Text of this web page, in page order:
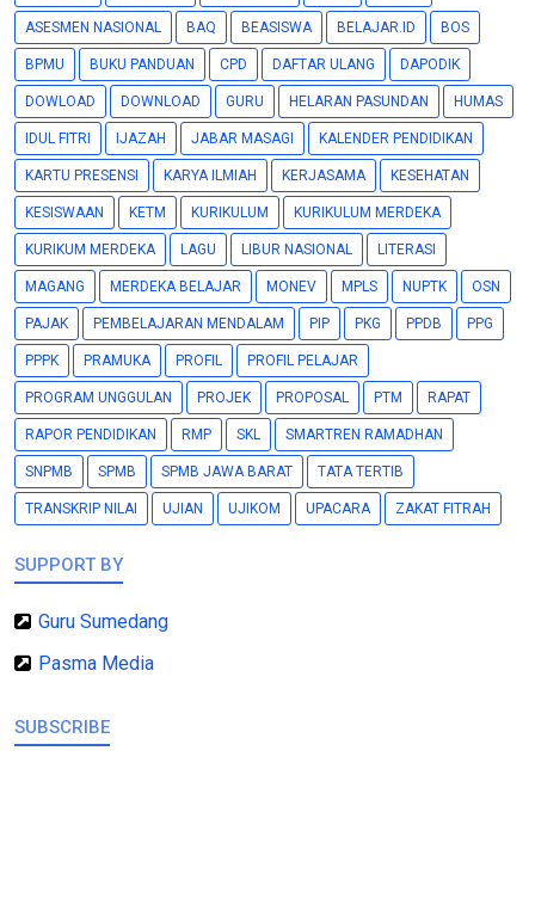
ASESMEN NASIONAL BAQ BEASISWA BELAJAR.ID BOS
BPMU BUKU PANDUAN CPD DAFTAR ULANG DAPODIK
DOWLOAD DOWNLOAD GURU HELARAN PASUNDAN HUMAS
IDUL FITRI IJAZAH JABAR MASAGI KALENDER PENDIDIKAN
KARTU PRESENSI KARYA ILMIAH KERJASAMA KESEHATAN
KESISWAAN KETM KURIKULUM KURIKULUM MERDEKA
KURIKUM MERDEKA LAGU LIBUR NASIONAL LITERASI
MAGANG MERDEKA BELAJAR MONEV MPLS NUPTK OSN
PAJAK PEMBELAJARAN MENDALAM PIP PKG PPDB PPG
PPPK PRAMUKA PROFIL PROFIL PELAJAR
PROGRAM UNGGULAN PROJEK PROPOSAL PTM RAPAT
RAPOR PENDIDIKAN RMP SKL SMARTREN RAMADHAN
SNPMB SPMB SPMB JAWA BARAT TATA TERTIB
TRANSKRIP NILAI UJIAN UJIKOM UPACARA ZAKAT FITRAH
SUPPORT BY
Guru Sumedang
Pasma Media
SUBSCRIBE